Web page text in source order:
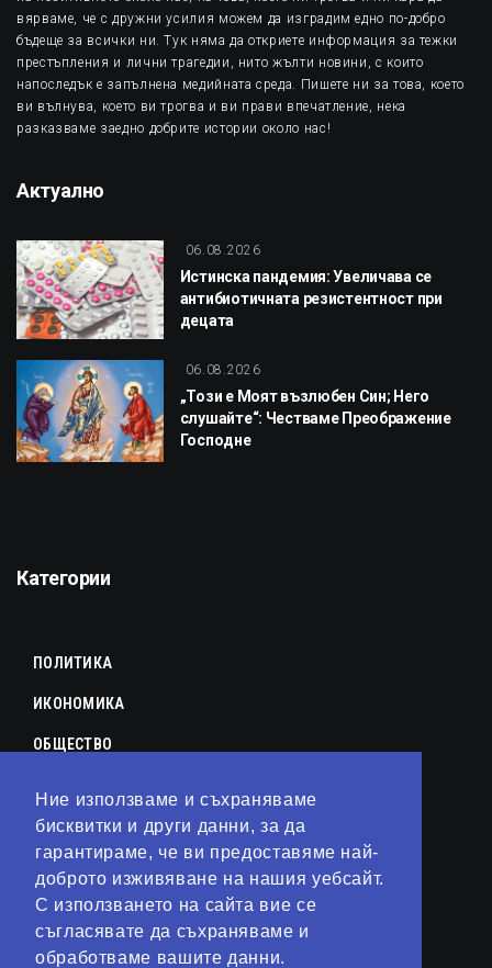
Ние използваме и съхраняваме
бисквитки и други данни, за да
гарантираме, че ви предоставяме най-
доброто изживяване на нашия уебсайт.
С използването на сайта вие се
съгласявате да съхраняваме и
обработваме вашите данни.
вярваме, че с дружни усилия можем да изградим едно по-добро
бъдеще за всички ни. Тук няма да откриете информация за тежки
престъпления и лични трагедии, нито жълти новини, с които
напоследък е запълнена медийната среда. Пишете ни за това, което
ви вълнува, което ви трогва и ви прави впечатление, нека
разказваме заедно добрите истории около нас!
Актуално
06.08.2026
Истинска пандемия: Увеличава се
антибиотичната резистентност при
децата
06.08.2026
„Този е Моят възлюбен Син; Него
слушайте“: Честваме Преображение
Господне
Категории
ПОЛИТИКА
ИКОНОМИКА
ОБЩЕСТВО
КУЛТУРА
ЛАЙФСТАЙЛ
ТЕХНОЛОГИИ
АНАЛИЗИ